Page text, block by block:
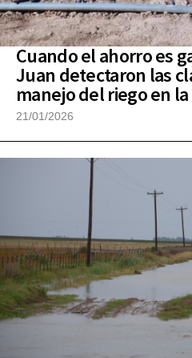
Cuando el ahorro es
Juan detectaron las
manejo del riego en
21/01/2026